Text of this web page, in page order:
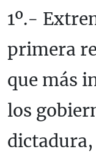
1º.-
primera
que más
los